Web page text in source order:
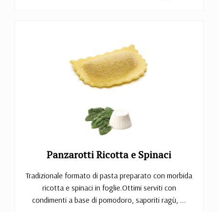
Panzarotti Ricotta e Spinaci
Tradizionale formato di pasta preparato con morbida
ricotta e spinaci in foglie.Ottimi serviti con
condimenti a base di pomodoro, saporiti ragù, ...